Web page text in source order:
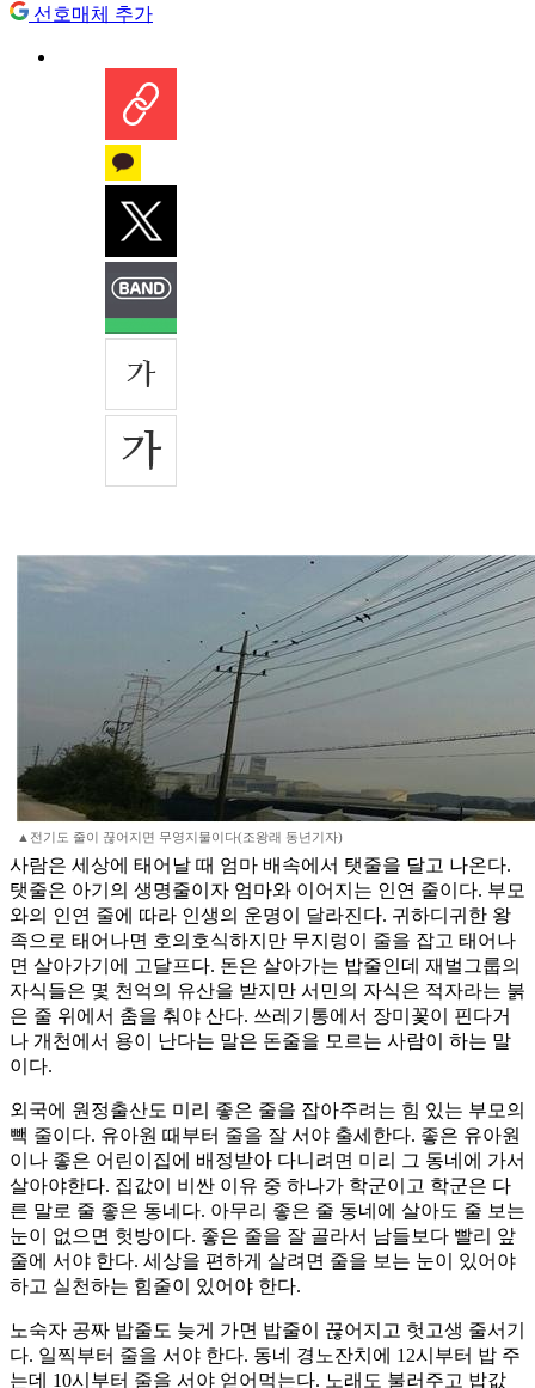
선호매체 추가
▲전기도 줄이 끊어지면 무영지물이다(조왕래 동년기자)
사람은 세상에 태어날 때 엄마 배속에서 탯줄을 달고 나온다.
탯줄은 아기의 생명줄이자 엄마와 이어지는 인연 줄이다. 부모
와의 인연 줄에 따라 인생의 운명이 달라진다. 귀하디귀한 왕
족으로 태어나면 호의호식하지만 무지렁이 줄을 잡고 태어나
면 살아가기에 고달프다. 돈은 살아가는 밥줄인데 재벌그룹의
자식들은 몇 천억의 유산을 받지만 서민의 자식은 적자라는 붉
은 줄 위에서 춤을 춰야 산다. 쓰레기통에서 장미꽃이 핀다거
나 개천에서 용이 난다는 말은 돈줄을 모르는 사람이 하는 말
이다.
외국에 원정출산도 미리 좋은 줄을 잡아주려는 힘 있는 부모의
빽 줄이다. 유아원 때부터 줄을 잘 서야 출세한다. 좋은 유아원
이나 좋은 어린이집에 배정받아 다니려면 미리 그 동네에 가서
살아야한다. 집값이 비싼 이유 중 하나가 학군이고 학군은 다
른 말로 줄 좋은 동네다. 아무리 좋은 줄 동네에 살아도 줄 보는
눈이 없으면 헛방이다. 좋은 줄을 잘 골라서 남들보다 빨리 앞
줄에 서야 한다. 세상을 편하게 살려면 줄을 보는 눈이 있어야
하고 실천하는 힘줄이 있어야 한다.
노숙자 공짜 밥줄도 늦게 가면 밥줄이 끊어지고 헛고생 줄서기
다. 일찍부터 줄을 서야 한다. 동네 경노잔치에 12시부터 밥 주
는데 10시부터 줄을 서야 얻어먹는다. 노래도 불러주고 밥값